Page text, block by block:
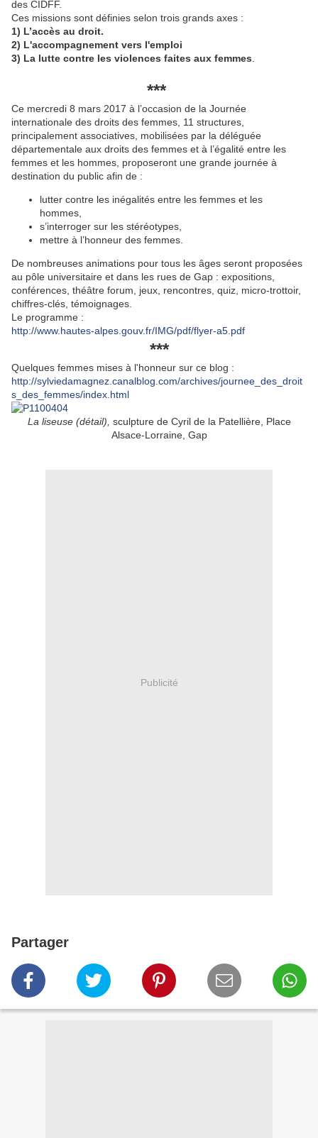
des CIDFF.
Ces missions sont définies selon trois grands axes :
1) L’accès au droit.
2) L'accompagnement vers l'emploi
3) La lutte contre les violences faites aux femmes
***
Ce mercredi 8 mars 2017 à l’occasion de la Journée
internationale des droits des femmes, 11 structures,
principalement associatives, mobilisées par la déléguée
départementale aux droits des femmes et à l’égalité entre les
femmes et les hommes, proposeront une grande journée à
destination du public afin de :
lutter contre les inégalités entre les femmes et les
hommes,
s’interroger sur les stéréotypes,
mettre à l’honneur des femmes.
De nombreuses animations pour tous les âges seront proposées
au pôle universitaire et dans les rues de Gap : expositions,
conférences, théâtre forum, jeux, rencontres, quiz, micro-trottoir,
chiffres-clés, témoignages.
Le programme :
http://www.hautes-alpes.gouv.fr/IMG/pdf/flyer-a5.pdf
***
Quelques femmes mises à l'honneur sur ce blog :
http://sylviedamagnez.canalblog.com/archives/journee_des_droit
s_des_femmes/index.html
La liseuse (détail), sculpture de Cyril de la Patellière, Place
Alsace-Lorraine, Gap
Publicité
Partager